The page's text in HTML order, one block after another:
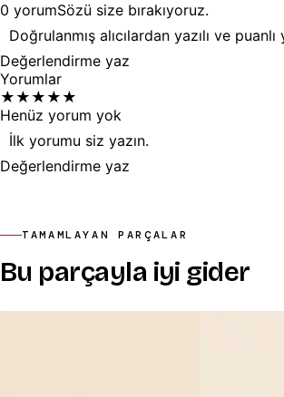
0 yorumSözü size bırakıyoruz.
Doğrulanmış alıcılardan yazılı ve
Değerlendirme yaz
Yorumlar
★ ★ ★ ★ ★
Henüz yorum yok
İlk yorumu siz yazın.
Değerlendirme yaz
TAMAMLAYAN PARÇALAR
Bu parçayla iyi gider